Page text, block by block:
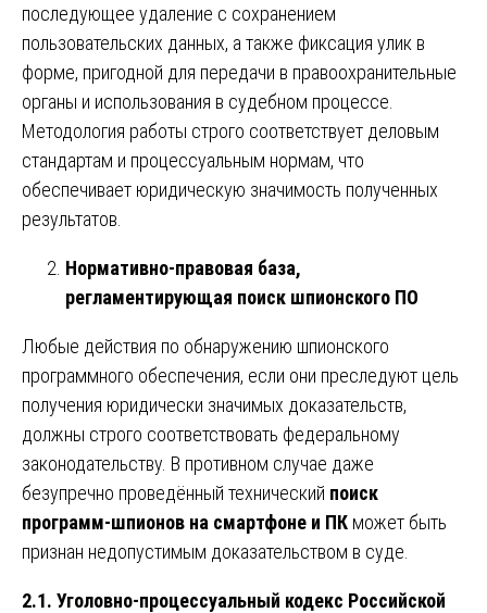
последующее удаление с сохранением
пользовательских данных, а также фиксация улик в
форме, пригодной для передачи в правоохранительные
органы и использования в судебном процессе.
Методология работы строго соответствует деловым
стандартам и процессуальным нормам, что
обеспечивает юридическую значимость полученных
результатов.
Нормативно-правовая база,
регламентирующая поиск шпионского ПО
Любые действия по обнаружению шпионского
программного обеспечения, если они преследуют цель
получения юридически значимых доказательств,
должны строго соответствовать федеральному
законодательству. В противном случае даже
безупречно проведённый технический поиск
программ-шпионов на смартфоне и ПК может быть
признан недопустимым доказательством в суде.
2.1. Уголовно-процессуальный кодекс Российской